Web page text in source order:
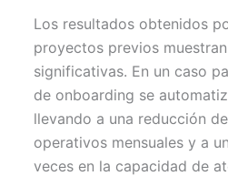
Los resultados obtenidos
proyectos previos
significativas. En un caso
de onboarding se
llevando a una reducción
operativos mensuales y a
veces en la capacidad de